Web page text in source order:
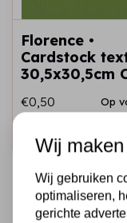
Florence •
Cardstock
30,5x30,5cm
€0,50 Op
Snel toevoegen
Wij
Wij gebruiken
optimaliseren,
gerichte